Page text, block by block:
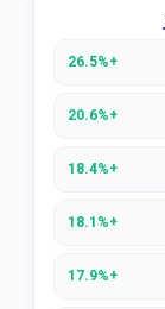
+26.5%
+20.6%
+18.4%
+18.1%
+17.9%